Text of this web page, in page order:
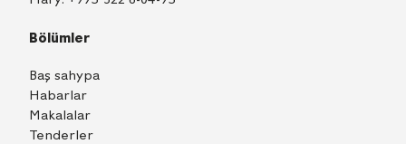
Bölümler
Baş sahypa
Habarlar
Makalalar
Tenderler